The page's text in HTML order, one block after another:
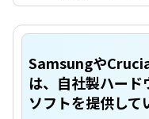
Samsungや
は、自社製ハード
ソフトを提供して